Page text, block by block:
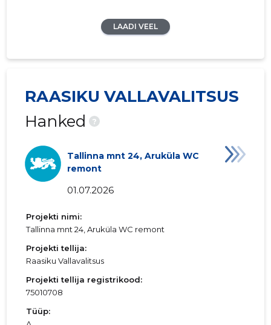
LAADI VEEL
RAASIKU VALLAVALITSUS
Hanked
?
Tallinna mnt 24, Aruküla WC
remont
01.07.2026
Projekti nimi:
Tallinna mnt 24, Aruküla WC remont
Projekti tellija:
Raasiku Vallavalitsus
Projekti tellija registrikood:
75010708
Tüüp: